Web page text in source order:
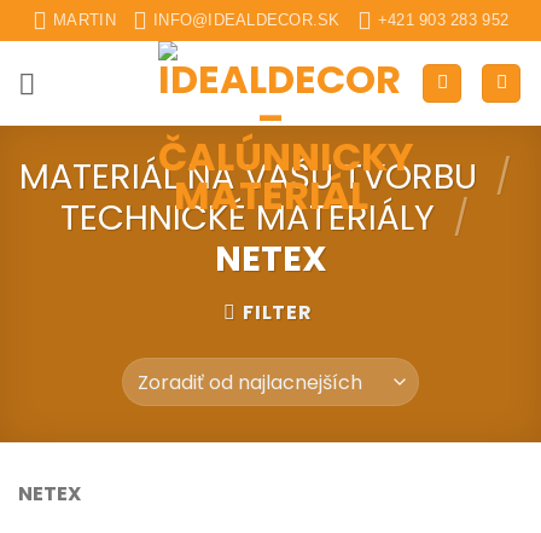
Skip
to
content
MARTIN INFO@IDEALDECOR.SK +421 903 283 952
MATERIÁL NA VAŠU TVORBU /
TECHNICKÉ MATERIÁLY /
NETEX
FILTER
NETEX